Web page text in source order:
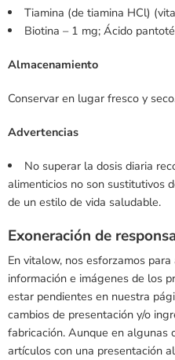
Tiamina (de tiamina HCl)
Biotina – 1 mg; Ácido
Almacenamiento
Conservar en lugar fresco y
Advertencias
No superar la dosis diaria
alimenticios no son sustitutivos
de un estilo de vida saludable.
Exoneración de
En vitalow, nos esforzamos
información e imágenes de los
estar pendientes en nuestra
cambios de presentación y/o
fabricación. Aunque en algunas
artículos con una presentación